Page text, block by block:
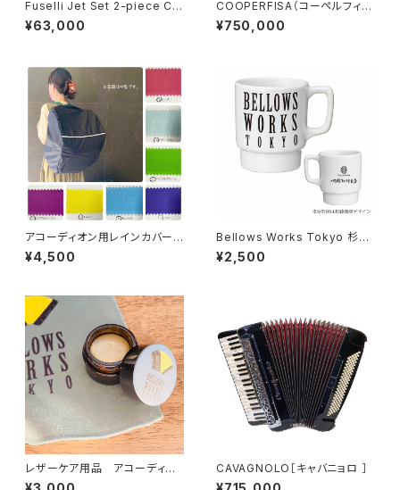
Fuselli Jet Set 2-piece Chr
omatic Accordion Gig-Bag
（フセリ ジェット セット 2ピース
¥63,000
COOPERFISA（コーペルフィ
サ）
¥750,000
アコーディオン用レインカバー
中型 カラーオーダー【ドイツ水
害チャリティ商品】
¥4,500
Bellows Works Tokyo 杉綾
珈琲豆店 マグカップ
¥2,500
レザーケア用品 アコーディオ
ンベルト用
CAVAGNOLO［キャバニョロ ］